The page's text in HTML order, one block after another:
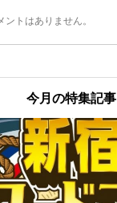
ントはありません。
今月の特集記事